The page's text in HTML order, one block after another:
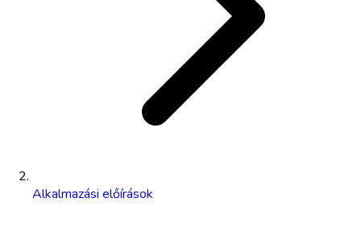
Alkalmazási előírások